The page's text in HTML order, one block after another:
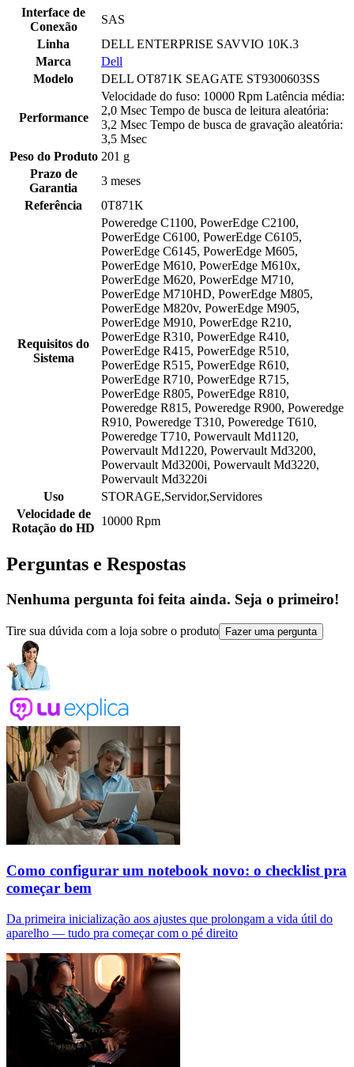
Interface de
Conexão
SAS
Linha
DELL ENTERPRISE SAVVIO 10K.3
Marca
Dell
Modelo
DELL OT871K SEAGATE ST9300603SS
Performance
Velocidade do fuso: 10000 Rpm Latência média:
2,0 Msec Tempo de busca de leitura aleatória:
3,2 Msec Tempo de busca de gravação aleatória:
3,5 Msec
Peso do Produto 201 g
Prazo de
Garantia
3 meses
Referência
0T871K
Requisitos do
Sistema
Poweredge C1100, PowerEdge C2100,
PowerEdge C6100, PowerEdge C6105,
PowerEdge C6145, PowerEdge M605,
PowerEdge M610, PowerEdge M610x,
PowerEdge M620, PowerEdge M710,
PowerEdge M710HD, PowerEdge M805,
PowerEdge M820v, PowerEdge M905,
PowerEdge M910, PowerEdge R210,
PowerEdge R310, PowerEdge R410,
PowerEdge R415, PowerEdge R510,
PowerEdge R515, PowerEdge R610,
PowerEdge R710, PowerEdge R715,
PowerEdge R805, PowerEdge R810,
Poweredge R815, Poweredge R900, Poweredge
R910, Poweredge T310, Poweredge T610,
Poweredge T710, Powervault Md1120,
Powervault Md1220, Powervault Md3200,
Powervault Md3200i, Powervault Md3220,
Powervault Md3220i
Uso
STORAGE,Servidor,Servidores
Velocidade de
Rotação do HD
10000 Rpm
Perguntas e Respostas
Nenhuma pergunta foi feita ainda. Seja o primeiro!
Tire sua dúvida com a loja sobre o produto Fazer uma pergunta
Como configurar um notebook novo: o checklist pra
começar bem
Da primeira inicialização aos ajustes que prolongam a vida útil do
aparelho — tudo pra começar com o pé direito